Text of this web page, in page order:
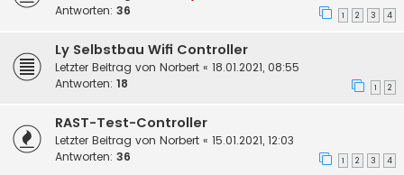
Antworten: 36 1 2 3 4
Ly Selbstbau Wifi Controller
Letzter Beitrag von Norbert « 18.01.2021, 08:55
Antworten: 18 1 2
RAST-Test-Controller
Letzter Beitrag von Norbert « 15.01.2021, 12:03
Antworten: 36 1 2 3 4